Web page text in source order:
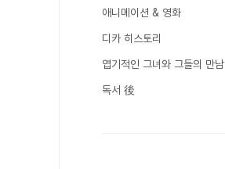
애니메이션 & 영화
디카 히스토리
엽기적인 그녀와 그들의 만남
독서 後